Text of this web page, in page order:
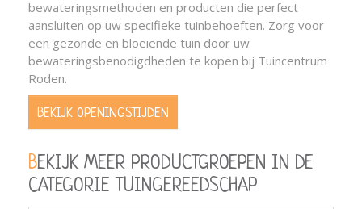
bewateringsmethoden en producten die perfect
aansluiten op uw specifieke tuinbehoeften. Zorg voor
een gezonde en bloeiende tuin door uw
bewateringsbenodigdheden te kopen bij Tuincentrum
Roden.
BEKIJK OPENINGSTIJDEN
BEKIJK MEER PRODUCTGROEPEN IN DE
CATEGORIE TUINGEREEDSCHAP